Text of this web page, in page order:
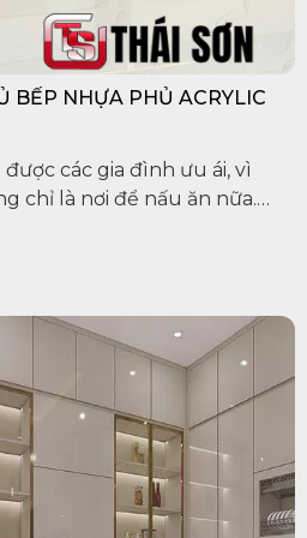
BẾP NHỰA PHỦ ACRYLIC
các gia đình ưu ái, vì
chỉ là nơi để nấu ăn nữa.
riêng tư để cả gia đình